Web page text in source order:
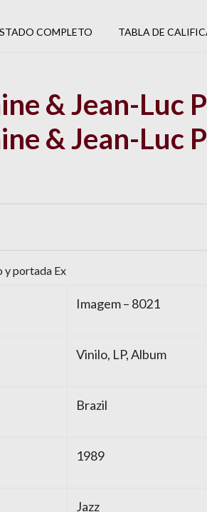
COMPLETO TABLA DE
& Jean-Luc
& Jean-Luc
y portada Ex
Imagem– 8021
Vinilo, LP, Album
Brazil
1989
Jazz